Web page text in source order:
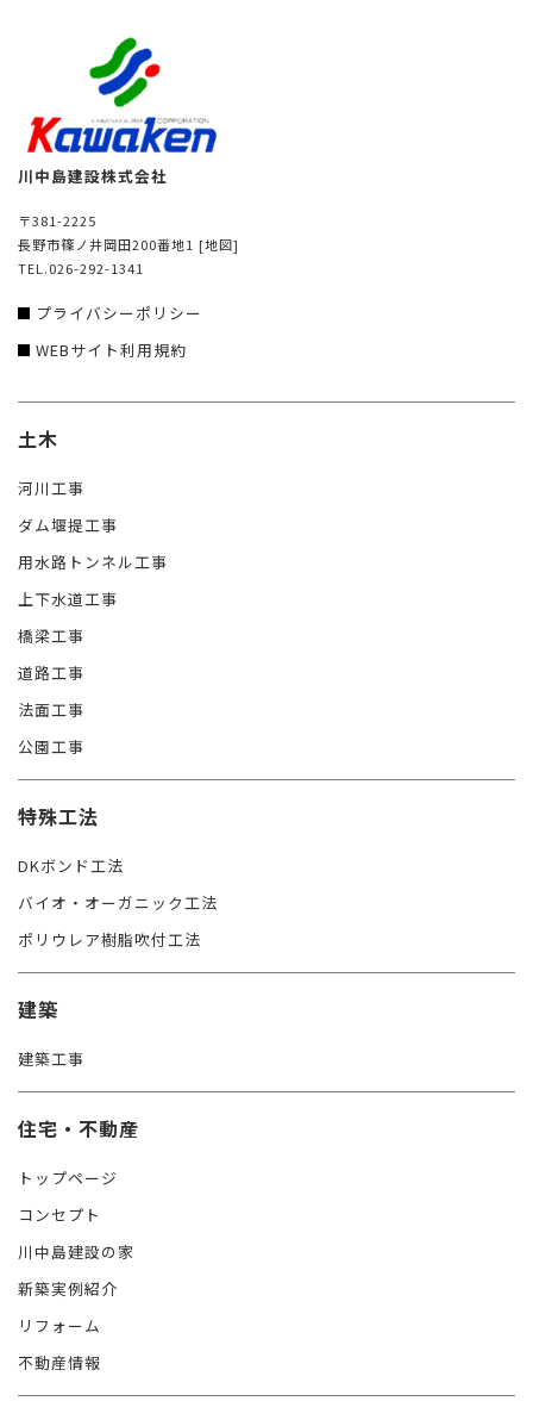
川中島建設株式会社
〒381-2225
長野市篠ノ井岡田200番地1 [地図]
TEL.026-292-1341
プライバシーポリシー
WEBサイト利用規約
土木
河川工事
ダム堰提工事
用水路トンネル工事
上下水道工事
橋梁工事
道路工事
法面工事
公園工事
特殊工法
DKボンド工法
バイオ・オーガニック工法
ポリウレア樹脂吹付工法
建築
建築工事
住宅・不動産
トップページ
コンセプト
川中島建設の家
新築実例紹介
リフォーム
不動産情報